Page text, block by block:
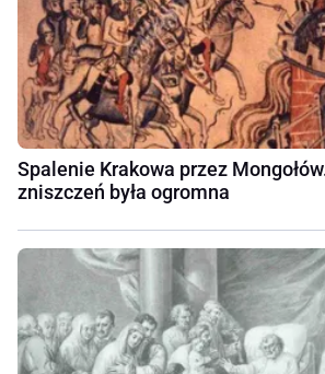
Spalenie Krakowa przez
zniszczeń była ogromna